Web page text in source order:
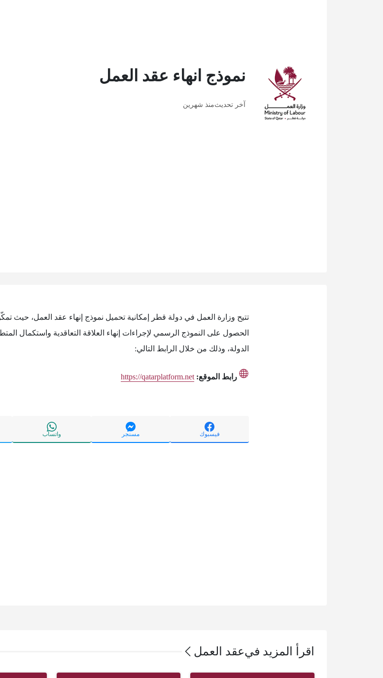
نموذج انهاء عقد العمل
آخر تحديثمنذ شهرين
تتيح وزارة العمل في دولة قطر إمكانية تحميل نموذج إنهاء عقد العمل، حيث
الحصول على النموذج الرسمي لإجراءات إنهاء العلاقة التعاقدية واستكمال
الدولة، وذلك من خلال الرابط التالي:
رابط الموقع: https://qatarplatform.net
فيسبوك مسنجر واتساب
اقرأ المزيد فيعقد العمل